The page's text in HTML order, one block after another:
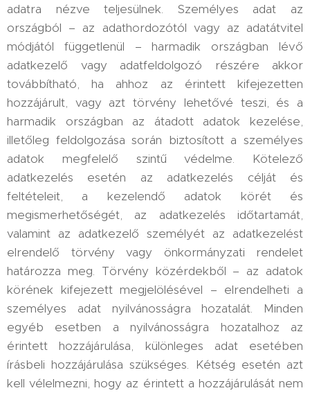
adatra nézve teljesülnek. Személyes adat az
országból – az adathordozótól vagy az adatátvitel
módjától függetlenül – harmadik országban lévő
adatkezelő vagy adatfeldolgozó részére akkor
továbbítható, ha ahhoz az érintett kifejezetten
hozzájárult, vagy azt törvény lehetővé teszi, és a
harmadik országban az átadott adatok kezelése,
illetőleg feldolgozása során biztosított a személyes
adatok megfelelő szintű védelme. Kötelező
adatkezelés esetén az adatkezelés célját és
feltételeit, a kezelendő adatok körét és
megismerhetőségét, az adatkezelés időtartamát,
valamint az adatkezelő személyét az adatkezelést
elrendelő törvény vagy önkormányzati rendelet
határozza meg. Törvény közérdekből – az adatok
körének kifejezett megjelölésével – elrendelheti a
személyes adat nyilvánosságra hozatalát. Minden
egyéb esetben a nyilvánosságra hozatalhoz az
érintett hozzájárulása, különleges adat esetében
írásbeli hozzájárulása szükséges. Kétség esetén azt
kell vélelmezni, hogy az érintett a hozzájárulását nem